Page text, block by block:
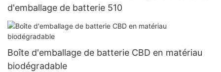
d'emballage de batterie 510
Boîte d'emballage de batterie CBD en matériau
biodégradable